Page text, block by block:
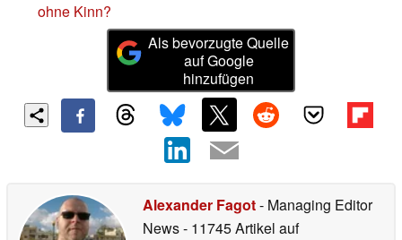
ohne Kinn?
Als bevorzugte Quelle
auf Google
hinzufügen
Alexander Fagot- Managing Editor
News- 11745 Artikel auf